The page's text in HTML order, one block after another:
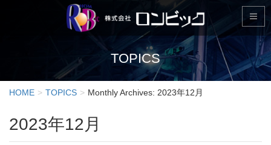
TOPICS
HOME TOPICS Monthly Archives: 2023年12月
2023年12月